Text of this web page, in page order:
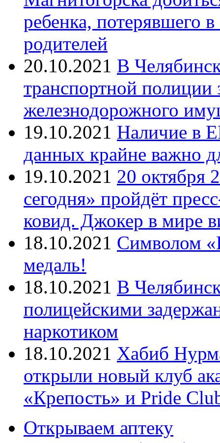
ребенка, потерявшего
родителей
20.10.2021 В
транспортной
железнодорожного
19.10.2021 Наличие в
данных крайне важно
19.10.2021 20 октября
сегодня» пройдёт
ковид. Джокер в мире
18.10.2021 Символом
медаль!
18.10.2021 В
полицейскими
наркотиком
18.10.2021 Хабиб
открыли новый клуб
«Крепость» и Pride
Открываем аптеку